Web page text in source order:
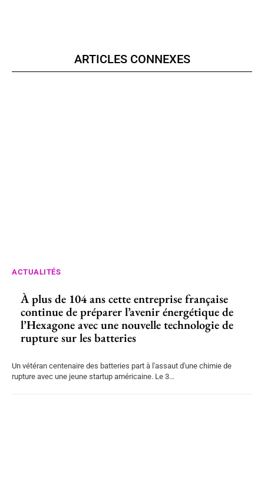
ARTICLES CONNEXES
ACTUALITÉS
À plus de 104 ans cette entreprise française
continue de préparer l’avenir énergétique de
l’Hexagone avec une nouvelle technologie de
rupture sur les batteries
Un vétéran centenaire des batteries part à l'assaut d'une chimie de
rupture avec une jeune startup américaine. Le 3...